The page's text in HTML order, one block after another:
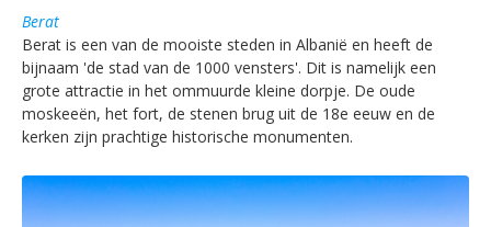
Berat
Berat is een van de mooiste steden in Albanië en heeft de
bijnaam 'de stad van de 1000 vensters'. Dit is namelijk een
grote attractie in het ommuurde kleine dorpje. De oude
moskeeën, het fort, de stenen brug uit de 18e eeuw en de
kerken zijn prachtige historische monumenten.